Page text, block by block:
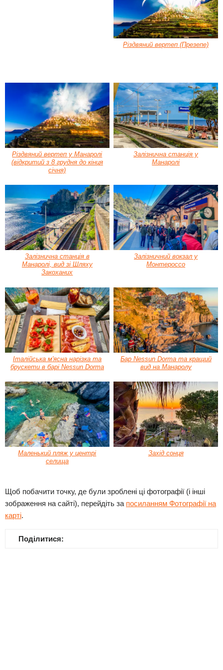
Різдвяний вертеп (Презепе)
Різдвяний вертеп у Манаролі
(відкритий з 8 грудня до кінця
січня)
Залізнична станція у
Манаролі
Залізнична станція в
Манаролі, вид зі Шляху
Закоханих
Залізничний вокзал у
Монтероссо
Італійська м'ясна нарізка та
брускети в барі Nessun Dorma
Бар Nessun Dorma та кращий
вид на Манаролу
Маленький пляж у центрі
селища
Захід сонця
Щоб побачити точку, де були зроблені ці фотографії (і інші
зображення на сайті), перейдіть за посиланням Фотографії на
карті.
Поділитися: